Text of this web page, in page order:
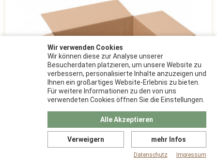
400x300x200 mm
Wir verwenden Cookies
Wir können diese zur Analyse unserer
Besucherdaten platzieren, um unsere Website zu
verbessern, personalisierte Inhalte anzuzeigen und
Ihnen ein großartiges Website-Erlebnis zu bieten.
Für weitere Informationen zu den von uns
verwendeten Cookies öffnen Sie die Einstellungen.
Verweigern
Alle Akzeptieren
mehr Infos
Datenschutz Impressum